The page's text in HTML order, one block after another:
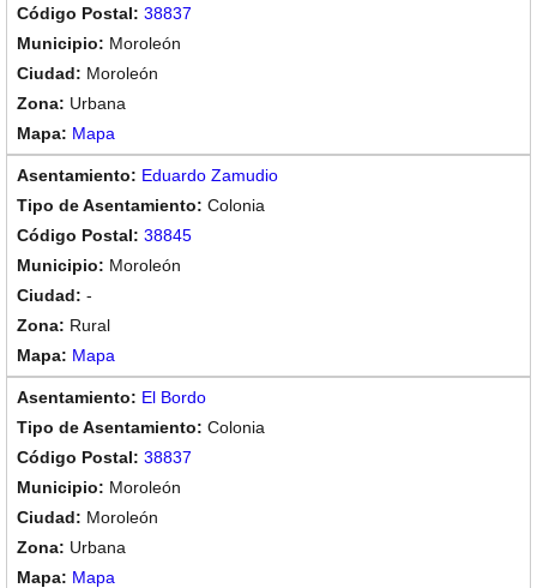
38837
Moroleón
Moroleón
Urbana
Mapa
Eduardo Zamudio
Colonia
38845
Moroleón
-
Rural
Mapa
El Bordo
Colonia
38837
Moroleón
Moroleón
Urbana
Mapa